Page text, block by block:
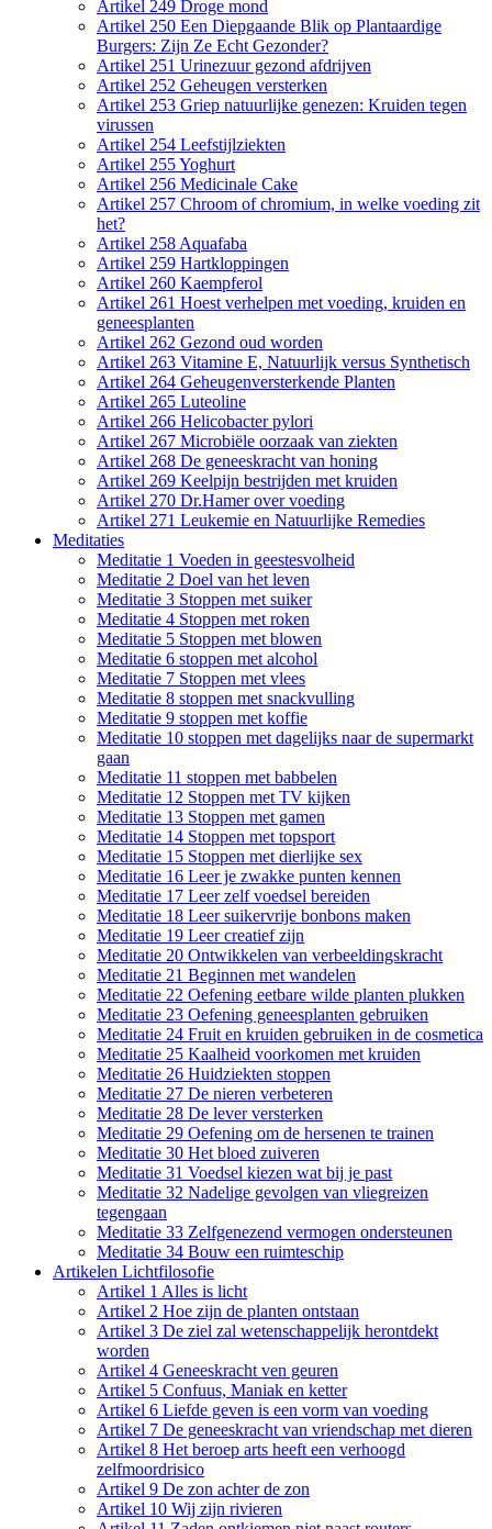
Artikel 249 Droge mond
Artikel 250 Een Diepgaande Blik op Plantaardige
Burgers: Zijn Ze Echt Gezonder?
Artikel 251 Urinezuur gezond afdrijven
Artikel 252 Geheugen versterken
Artikel 253 Griep natuurlijke genezen: Kruiden tegen
virussen
Artikel 254 Leefstijlziekten
Artikel 255 Yoghurt
Artikel 256 Medicinale Cake
Artikel 257 Chroom of chromium, in welke voeding zit
het?
Artikel 258 Aquafaba
Artikel 259 Hartkloppingen
Artikel 260 Kaempferol
Artikel 261 Hoest verhelpen met voeding, kruiden en
geneesplanten
Artikel 262 Gezond oud worden
Artikel 263 Vitamine E, Natuurlijk versus Synthetisch
Artikel 264 Geheugenversterkende Planten
Artikel 265 Luteoline
Artikel 266 Helicobacter pylori
Artikel 267 Microbiële oorzaak van ziekten
Artikel 268 De geneeskracht van honing
Artikel 269 Keelpijn bestrijden met kruiden
Artikel 270 Dr.Hamer over voeding
Artikel 271 Leukemie en Natuurlijke Remedies
Meditaties
Meditatie 1 Voeden in geestesvolheid
Meditatie 2 Doel van het leven
Meditatie 3 Stoppen met suiker
Meditatie 4 Stoppen met roken
Meditatie 5 Stoppen met blowen
Meditatie 6 stoppen met alcohol
Meditatie 7 Stoppen met vlees
Meditatie 8 stoppen met snackvulling
Meditatie 9 stoppen met koffie
Meditatie 10 stoppen met dagelijks naar de supermarkt
gaan
Meditatie 11 stoppen met babbelen
Meditatie 12 Stoppen met TV kijken
Meditatie 13 Stoppen met gamen
Meditatie 14 Stoppen met topsport
Meditatie 15 Stoppen met dierlijke sex
Meditatie 16 Leer je zwakke punten kennen
Meditatie 17 Leer zelf voedsel bereiden
Meditatie 18 Leer suikervrije bonbons maken
Meditatie 19 Leer creatief zijn
Meditatie 20 Ontwikkelen van verbeeldingskracht
Meditatie 21 Beginnen met wandelen
Meditatie 22 Oefening eetbare wilde planten plukken
Meditatie 23 Oefening geneesplanten gebruiken
Meditatie 24 Fruit en kruiden gebruiken in de cosmetica
Meditatie 25 Kaalheid voorkomen met kruiden
Meditatie 26 Huidziekten stoppen
Meditatie 27 De nieren verbeteren
Meditatie 28 De lever versterken
Meditatie 29 Oefening om de hersenen te trainen
Meditatie 30 Het bloed zuiveren
Meditatie 31 Voedsel kiezen wat bij je past
Meditatie 32 Nadelige gevolgen van vliegreizen
tegengaan
Meditatie 33 Zelfgenezend vermogen ondersteunen
Meditatie 34 Bouw een ruimteschip
Artikelen Lichtfilosofie
Artikel 1 Alles is licht
Artikel 2 Hoe zijn de planten ontstaan
Artikel 3 De ziel zal wetenschappelijk herontdekt
worden
Artikel 4 Geneeskracht ven geuren
Artikel 5 Confuus, Maniak en ketter
Artikel 6 Liefde geven is een vorm van voeding
Artikel 7 De geneeskracht van vriendschap met dieren
Artikel 8 Het beroep arts heeft een verhoogd
zelfmoordrisico
Artikel 9 De zon achter de zon
Artikel 10 Wij zijn rivieren